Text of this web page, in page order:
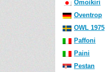
Omoikiri
Oventrop
OWL 1975
Paffoni
Paini
Pestan